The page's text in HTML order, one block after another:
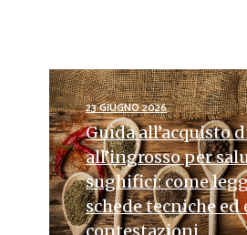
23 GIUGNO 2026
Guida all’acquisto
all’ingrosso per
sughifici: come
schede tecniche ed